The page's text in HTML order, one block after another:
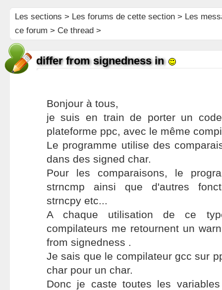
Les sections > Les forums de cette section> Les
ce forum > Ce thread >
differ from signedness in
Bonjour à tous,
je suis en train de porter un
plateforme ppc, avec le même
Le programme utilise des
dans des signed char.
Pour les comparaisons, le
strncmp ainsi que d'autres
strncpy etc...
A chaque utilisation de ce
compilateurs me retournent un
from signedness .
Je sais que le compilateur gcc sur
char pour un char.
Donc je caste toutes les